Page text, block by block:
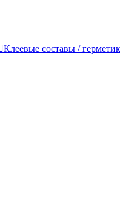
Клеевые составы /